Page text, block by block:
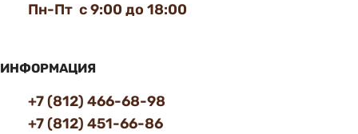
Пн-Пт с 9:00 до 18:00
ИНФОРМАЦИЯ
+7 (812) 466-68-98
+7 (812) 451-66-86